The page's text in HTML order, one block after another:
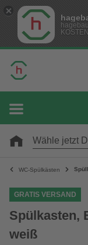
Wähle jetzt
WC-Spülkästen
GRATIS VERSAND
Spülkasten,
weiß